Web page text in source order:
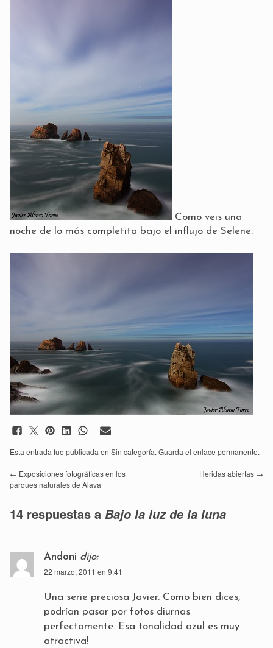
Como veis una
noche de lo más completita bajo el influjo de Selene.
Esta entrada fue publicada en Sin categoría. Guarda el enlace permanente.
← Exposiciones fotográficas en los
parques naturales de Alava
Heridas abiertas →
14 respuestas a Bajo la luz de la luna
Andoni dijo:
22 marzo, 2011 en 9:41
Una serie preciosa Javier. Como bien dices,
podrían pasar por fotos diurnas
perfectamente. Esa tonalidad azul es muy
atractiva!